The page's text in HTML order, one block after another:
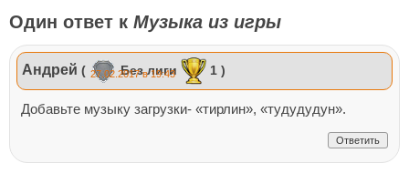
Один ответ к Музыка из игры
Андрей ( Без лиги 1 )
27.02.2017 в 19:43
Добавьте музыку загрузки- «тирлин», «тудудудун».
Ответить